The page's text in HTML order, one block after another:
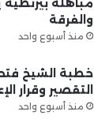
مباهلة
والفرقة
منذ أسبوع واحد
خطبة الشيخ
التقصير وقرار
منذ أسبوع واحد